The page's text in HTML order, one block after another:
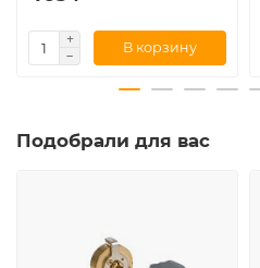
В корзину
Подобрали для вас